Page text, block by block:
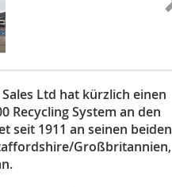
Ltd hat kürzlich einen
Recycling System an den
seit 1911 an seinen beiden
Großbritannien,